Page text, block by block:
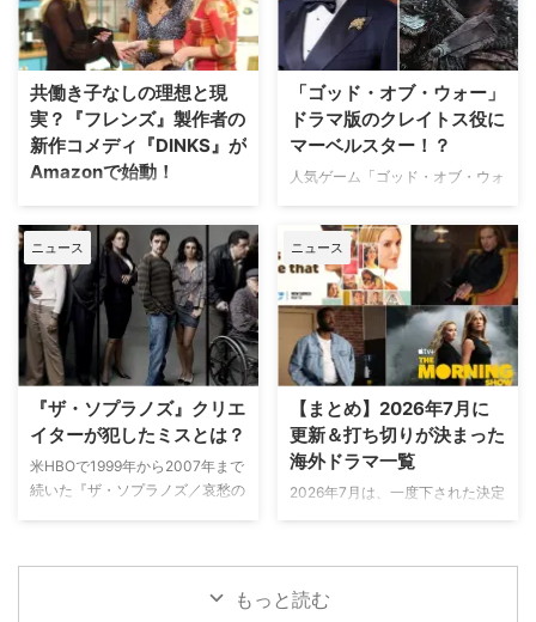
『モンスター: リジー・ボーデン
の物語』の初解禁画像と配信開始
日が発表された。世界中が注視す
る本作は、9月17日（木）より
Netflixにて世界独占配信される。
斧ひとつで築いた悪名——『モン
スター: リジー・ボーデンの物
語』 本作は、一人の若き女性が
いかにして世間の抱く「殺人鬼の
イメージ」を覆したのかを描き出
す物語だ。必要だったのは、たっ
た一本の斧だけであった。シリー
ズ初となる …
配信を記念し、前夜祭2話上映イ
ベントが開催された。イベントに
は神山健治総監督をはじめとする
豪華制作陣とキャスト、さらにフ
ァン代表としてTHE RAMPAGEの
川村壱馬が登壇し、作品の魅力や
制作の舞台裏について熱いトーク
を繰り広げた。 ジェダイローブ
姿の川村壱馬が登壇！ 世代を超
えて愛される「スター・ウォー
ズ」への熱い思い 配信開始を翌
日に控えたイベントには、神山総
監督、多田俊介監督、 …
共働き子なしの理想と現
実？『フレンズ』製作者の
新作コメディ『DINKS』が
Amazonで始動！
Amazon MGM Studiosが、即興
コメディドラマ『DINKS（原
題）』のシリーズ化に正式なゴー
サインを出した。パイロット版の
発注から2年以上を経て、ついに
本格始動となる。本作は、大ヒッ
トシットコム『フレンズ』や
Netflixの人気コメディ『グレイス
＆フランキー』を手掛けた名プロ
デューサー、マルタ・カウフマン
が贈る注目作だ。 理想のマイホ
ーム改修で描く「ふたりだけの人
生」 タイトルの『DINKS』と
の主人公は、結婚や子 …
「ゴッド・オブ・ウォー」
ドラマ版のクレイトス役に
マーベルスター！？
人気ゲーム「ゴッド・オブ・ウォ
Amazonによるドラマ版で、主人
公クレイトス役がリキャストされ
ることになったのは、先日お伝え
した通り。その後任としてマーベ
ルスターが交渉中だと報じられて
いる。 元プロレスラーの肉体美
を買われる？ もともとクレイト
ス役に起用されていたのはライア
ン・ハースト（『ウォーキング・
デッド』）。だが、撮影を開始し
て4ヵ月後の6月下旬に撮影現場
で重傷を負い、完全に回復するに
ニュース
『ザ・ソプラノズ』クリエ
イターが犯したミスとは？
米HBOで1999年から2007年まで
続いた『ザ・ソプラノズ／哀愁の
内で語られていたのとはまったく
ニュース
【まとめ】2026年7月に
更新＆打ち切りが決まった
海外ドラマ一覧
2026年7月は、一度下された決定
たニュースが相次ぎ、海外ドラマ
シーンの予測不能な厳しさとダイ
ナミズムを象徴する月となった。
もっと読む